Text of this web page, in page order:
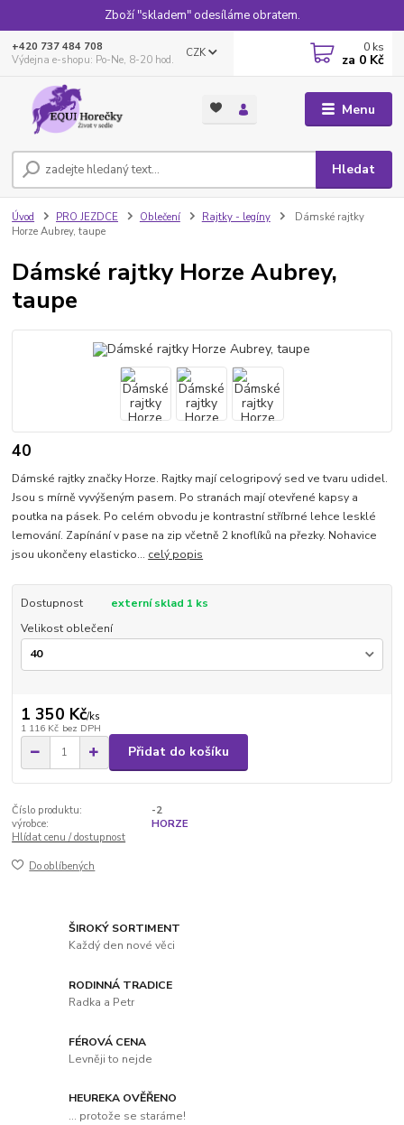
Zboží "skladem" odesíláme obratem.
Menu
CZK
Hledat
+420 737 484 708
Výdejna e-shopu: Po-Ne, 8-20 hod.
0 ks
za 0 Kč
Úvod PRO JEZDCE Oblečení Rajtky - legíny
Dámské rajtky
Horze Aubrey, taupe
Dámské rajtky Horze Aubrey,
taupe
40
Dámské rajtky značky Horze. Rajtky mají celogripový sed ve tvaru udidel.
Jsou s mírně vyvýšeným pasem. Po stranách mají otevřené kapsy a
poutka na pásek. Po celém obvodu je kontrastní stříbrné lehce lesklé
lemování. Zapínání v pase na zip včetně 2 knoflíků na přezky. Nohavice
jsou ukončeny elasticko... celý popis
Dostupnost
externí sklad 1 ks
Velikost oblečení
1 350 Kč/ks
1 116 Kč bez DPH
Přidat do košíku
Číslo produktu:
-2
výrobce:
HORZE
Hlídat cenu / dostupnost
Do oblíbených
ŠIROKÝ SORTIMENT
Každý den nové věci
RODINNÁ TRADICE
Radka a Petr
FÉROVÁ CENA
Levněji to nejde
HEUREKA OVĚŘENO
... protože se staráme!